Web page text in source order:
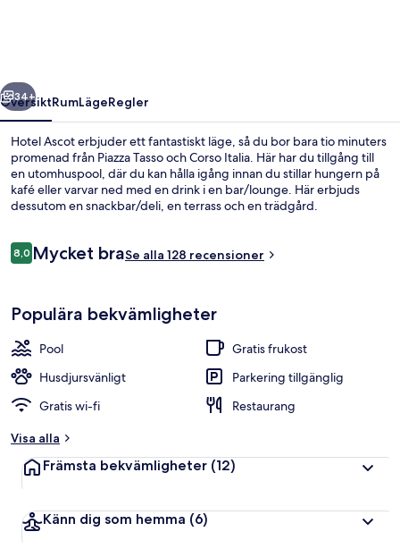
Nästa
34+
ÖversiktRumLägeRegler
Hotel Ascot erbjuder ett fantastiskt läge, så du bor bara tio minuters
promenad från Piazza Tasso och Corso Italia. Här har du tillgång till
en utomhuspool, där du kan hålla igång innan du stillar hungern på
kafé eller varvar ned med en drink i en bar/lounge. Här erbjuds
dessutom en snackbar/deli, en terrass och en trädgård.
Recensioner
8,08,0 av 10,
Mycket braSe alla 128 recensioner
Populära bekvämligheter
Pool
Gratis frukost
Husdjursvänligt
Parkering tillgänglig
Gratis wi-fi
Restaurang
Visa alla
Främsta bekvämligheter (12)
Känn dig som hemma (6)